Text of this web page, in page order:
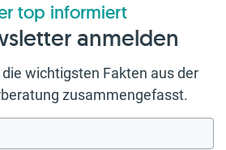
top informiert
anmelden
wichtigsten Fakten aus der
zusammengefasst.